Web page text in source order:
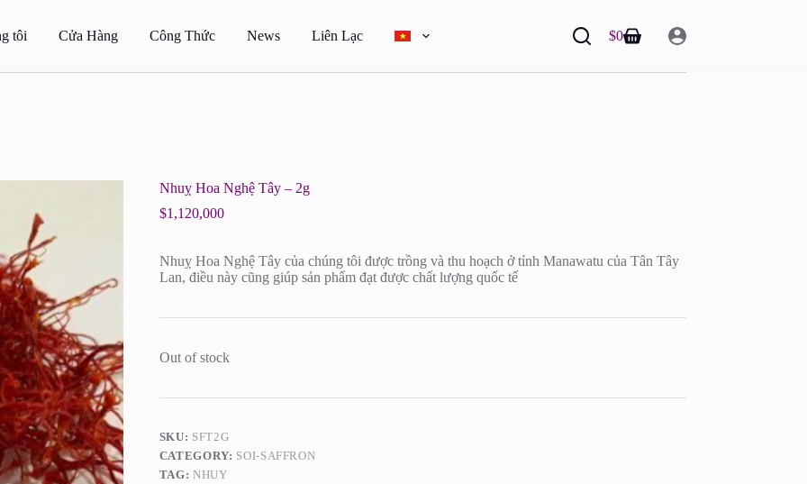
tôi Cửa Hàng Công Thức News Liên Lạc
Shopping
$0
Nhuỵ Hoa Nghệ Tây – 2g
$1,120,000
Nhuỵ Hoa Nghệ Tây của chúng tôi được trồng và thu hoạch ở tỉnh Manawatu của Tân Tây
Lan, điều này cũng giúp sản phẩm đạt được chất lượng quốc tế
Out of stock
SKU: SFT2G
CATEGORY: SOI-SAFFRON
TAG:NHUY